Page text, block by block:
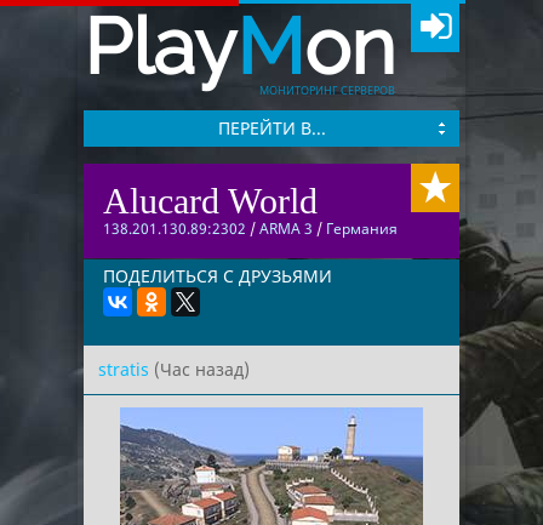
PlayMon
МОНИТОРИНГ СЕРВЕРОВ
ПЕРЕЙТИ В...
Alucard World
138.201.130.89:2302 /ARMA 3 / Германия
ПОДЕЛИТЬСЯ С ДРУЗЬЯМИ
stratis (Час назад)